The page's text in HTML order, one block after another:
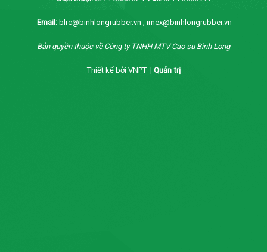
Email: blrc@binhlongrubber.vn ; imex@binhlongrubber.vn
Bản quyền thuộc về Công ty TNHH MTV Cao su Bình Long
Thiết kế bởi VNPT | Quản trị